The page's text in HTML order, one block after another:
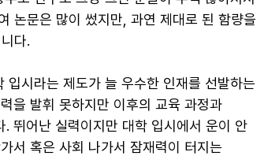
논문은 많이 썼지만, 과연 제대로 된 함량을
다.
시라는 제도가 늘 우수한 인재를 선발하는
을 발휘 못하지만 이후의 교육 과정과
뛰어난 실력이지만 대학 입시에서 운이 안
서 혹은 사회 나가서 잠재력이 터지는